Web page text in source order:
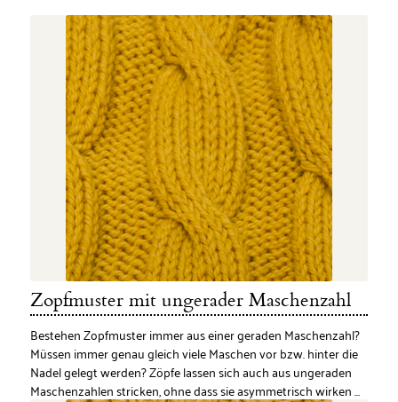
Zopfmuster mit ungerader Maschenzahl
Bestehen Zopfmuster immer aus einer geraden Maschenzahl?
Müssen immer genau gleich viele Maschen vor bzw. hinter die
Nadel gelegt werden? Zöpfe lassen sich auch aus ungeraden
Maschenzahlen stricken, ohne dass sie asymmetrisch wirken …